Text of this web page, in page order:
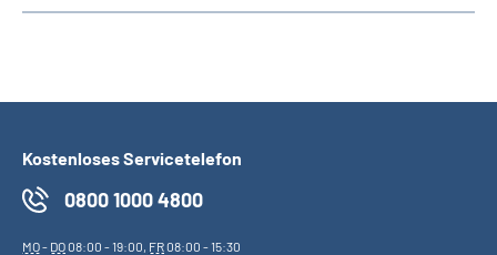
Kostenloses Servicetelefon
0800 1000 4800
MO- DO08:00 - 19:00, FR08:00 - 15:30